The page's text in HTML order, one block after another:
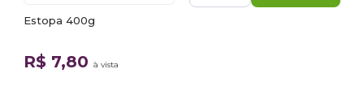
Estopa 400g
R$ 7,80 à vista